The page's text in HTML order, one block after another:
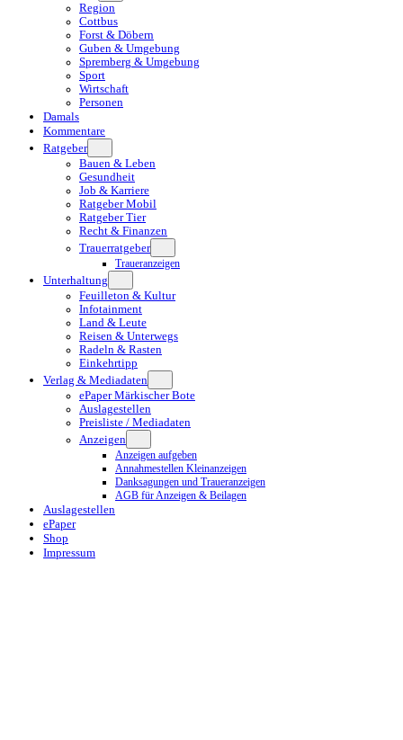
Region
Cottbus
Forst & Döbern
Guben & Umgebung
Spremberg & Umgebung
Sport
Wirtschaft
Personen
Damals
Kommentare
Ratgeber
Bauen & Leben
Gesundheit
Job & Karriere
Ratgeber Mobil
Ratgeber Tier
Recht & Finanzen
Trauerratgeber
Traueranzeigen
Unterhaltung
Feuilleton & Kultur
Infotainment
Land & Leute
Reisen & Unterwegs
Radeln & Rasten
Einkehrtipp
Verlag & Mediadaten
ePaper Märkischer Bote
Auslagestellen
Preisliste / Mediadaten
Anzeigen
Anzeigen aufgeben
Annahmestellen Kleinanzeigen
Danksagungen und Traueranzeigen
AGB für Anzeigen & Beilagen
Auslagestellen
ePaper
Shop
Impressum